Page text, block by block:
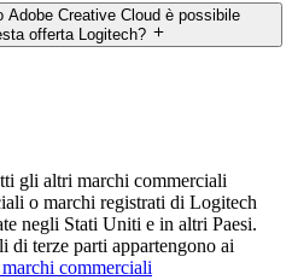
Adobe Creative Cloud è possibile
offerta Logitech?
gli altri marchi commerciali
o marchi registrati di Logitech
negli Stati Uniti e in altri Paesi.
terze parti appartengono ai
commerciali